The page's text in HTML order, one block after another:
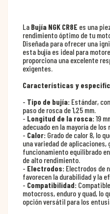
La Bujía NGK CR8E es una
rendimiento óptimo de tu
Diseñada para ofrecer una
esta bujía es ideal para
proporciona una excelente
exigentes.
Características y
- Tipo de bujía: Estándar,
paso de rosca de 1,25 mm.
- Longitud de la rosca:19
adecuado en la mayoría de los
- Calor: Grado de calor 8, lo
una variedad de aplicaciones,
funcionamiento equilibrado
de alto rendimiento.
- Electrodos: Electrodos de
favorecen la durabilidad y la
- Compatibilidad:
motocross, enduro y quad, lo
opción versátil para los